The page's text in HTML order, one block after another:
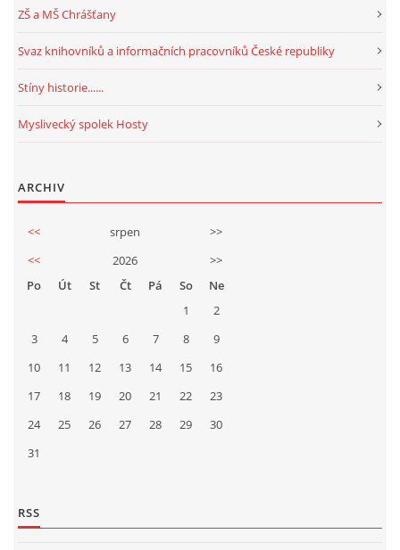
ZŠ a MŠ Chrášťany
Svaz knihovníků a informačních pracovníků České republiky
Stíny historie......
Myslivecký spolek Hosty
ARCHIV
<< srpen
>>
<<
2026
>>
Po
Út St Čt Pá So
Ne
1
2
3
4 5 6 7 8
9
10
11 12 13 14 15
16
17
18 19 20 21 22
23
24
25 26 27 28 29
30
31
RSS